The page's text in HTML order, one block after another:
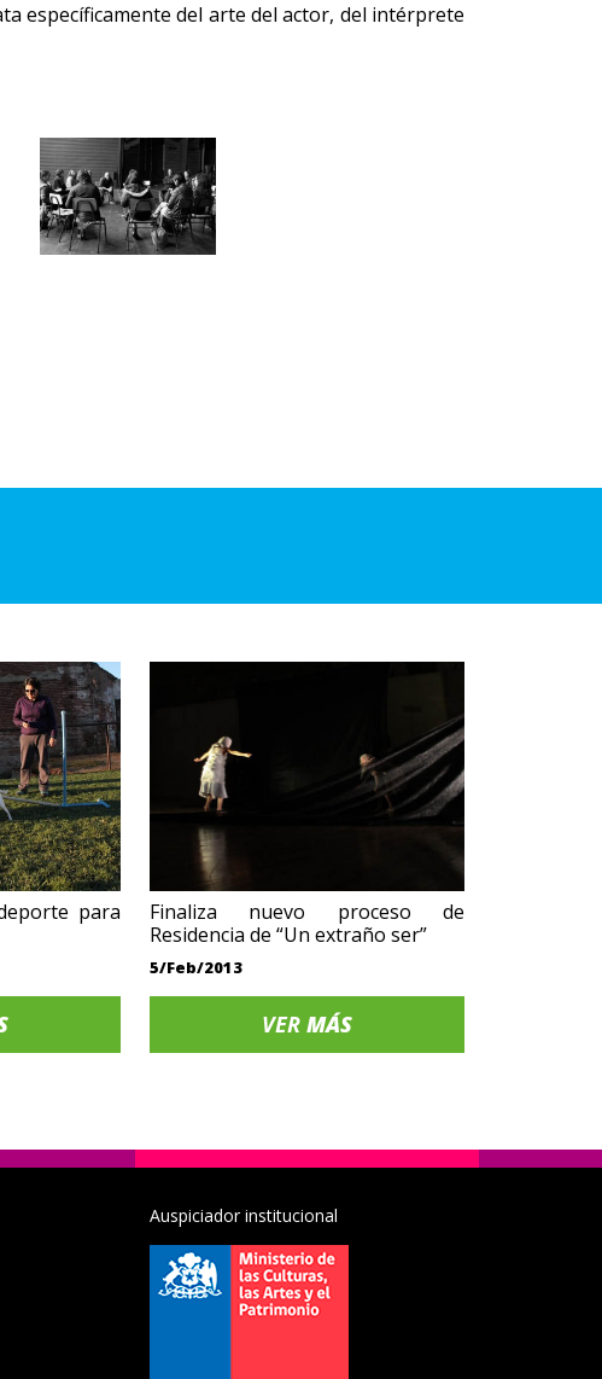
específicamente del arte del actor, del intérprete
para
Finaliza nuevo proceso de
Residencia de “Un extraño ser”
5/Feb/2013
VER MÁS
Auspiciador institucional